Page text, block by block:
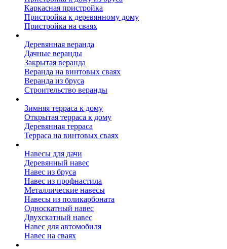
Каркасная пристройка
Пристройка к деревянному дому
Пристройка на сваях
Деревянная веранда
Дачные веранды
Закрытая веранда
Веранда на винтовых сваях
Веранда из бруса
Строительство веранды
Зимняя терраса к дому
Открытая терраса к дому
Деревянная терраса
Терраса на винтовых сваях
Навесы для дачи
Деревянный навес
Навес из бруса
Навес из профнастила
Металлические навесы
Навесы из поликарбоната
Односкатный навес
Двухскатный навес
Навес для автомобиля
Навес на сваях